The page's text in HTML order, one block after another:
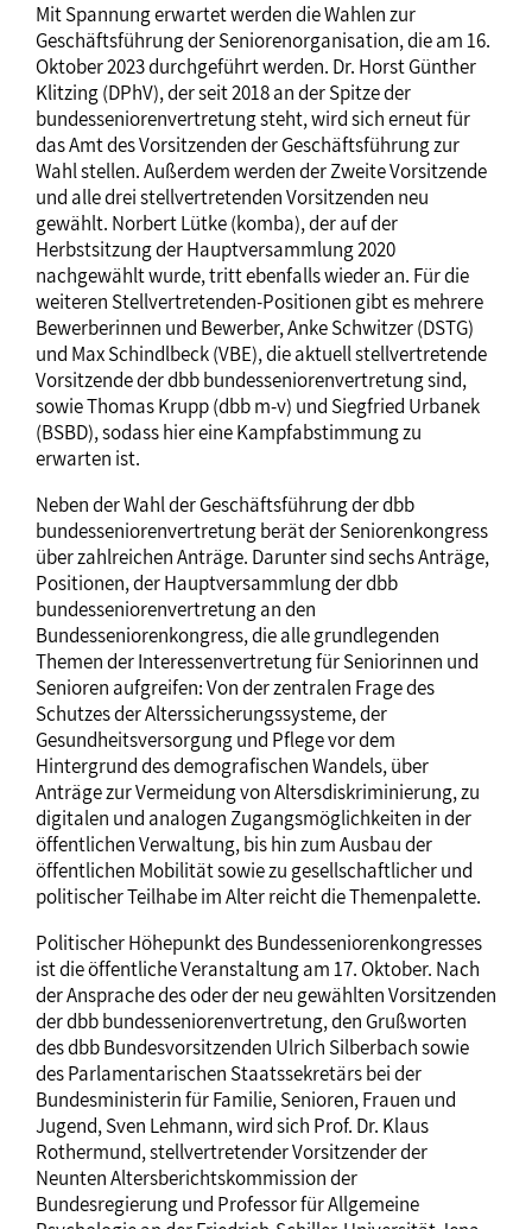
Mit Spannung erwartet werden die Wahlen zur
Geschäftsführung der Seniorenorganisation, die am 16.
Oktober 2023 durchgeführt werden. Dr. Horst Günther
Klitzing (DPhV), der seit 2018 an der Spitze der
bundesseniorenvertretung steht, wird sich erneut für
das Amt des Vorsitzenden der Geschäftsführung zur
Wahl stellen. Außerdem werden der Zweite Vorsitzende
und alle drei stellvertretenden Vorsitzenden neu
gewählt. Norbert Lütke (komba), der auf der
Herbstsitzung der Hauptversammlung 2020
nachgewählt wurde, tritt ebenfalls wieder an. Für die
weiteren Stellvertretenden-Positionen gibt es mehrere
Bewerberinnen und Bewerber, Anke Schwitzer (DSTG)
und Max Schindlbeck (VBE), die aktuell stellvertretende
Vorsitzende der dbb bundesseniorenvertretung sind,
sowie Thomas Krupp (dbb m-v) und Siegfried Urbanek
(BSBD), sodass hier eine Kampfabstimmung zu
erwarten ist.
Neben der Wahl der Geschäftsführung der dbb
bundesseniorenvertretung berät der Seniorenkongress
über zahlreichen Anträge. Darunter sind sechs Anträge,
Positionen, der Hauptversammlung der dbb
bundesseniorenvertretung an den
Bundesseniorenkongress, die alle grundlegenden
Themen der Interessenvertretung für Seniorinnen und
Senioren aufgreifen: Von der zentralen Frage des
Schutzes der Alterssicherungssysteme, der
Gesundheitsversorgung und Pflege vor dem
Hintergrund des demografischen Wandels, über
Anträge zur Vermeidung von Altersdiskriminierung, zu
digitalen und analogen Zugangsmöglichkeiten in der
öffentlichen Verwaltung, bis hin zum Ausbau der
öffentlichen Mobilität sowie zu gesellschaftlicher und
politischer Teilhabe im Alter reicht die Themenpalette.
Politischer Höhepunkt des Bundesseniorenkongresses
ist die öffentliche Veranstaltung am 17. Oktober. Nach
der Ansprache des oder der neu gewählten Vorsitzenden
der dbb bundesseniorenvertretung, den Grußworten
des dbb Bundesvorsitzenden Ulrich Silberbach sowie
des Parlamentarischen Staatssekretärs bei der
Bundesministerin für Familie, Senioren, Frauen und
Jugend, Sven Lehmann, wird sich Prof. Dr. Klaus
Rothermund, stellvertretender Vorsitzender der
Neunten Altersberichtskommission der
Bundesregierung und Professor für Allgemeine